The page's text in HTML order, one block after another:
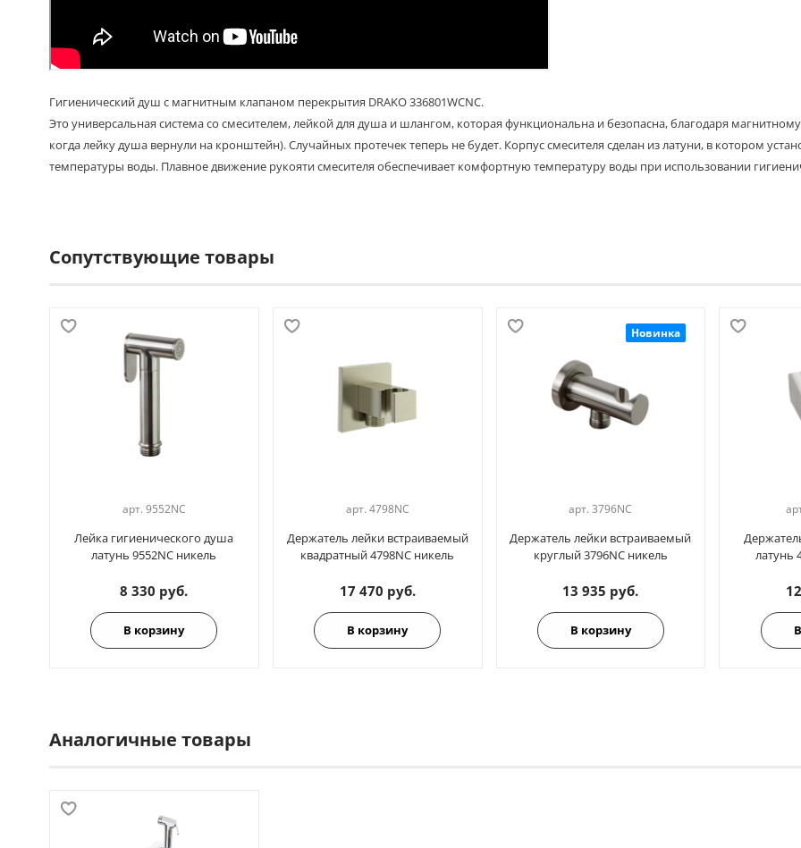
Гигиенический душ с магнитным клапаном перекрытия DRAKO 336801WCNC.
Это универсальная система со смесителем, лейкой для душа и шлангом, которая функциональна и безопасна, благодаря
когда лейку душа вернули на кронштейн). Случайных протечек теперь не будет. Корпус смесителя сделан из латуни, в котором
температуры воды. Плавное движение рукояти смесителя обеспечивает комфортную температуру воды при использовании
Сопутствующие товары
арт. 9552NC
Лейка гигиенического душа
латунь 9552NC никель
8 330 руб.
В корзину
арт. 4798NC
Держатель лейки встраиваемый
квадратный 4798NC никель
17 470 руб.
В корзину
Новинка
арт.3796NC
Держатель лейки встраиваемый
круглый 3796NC никель
13 935 руб.
В корзину
латунь
Аналогичные товары